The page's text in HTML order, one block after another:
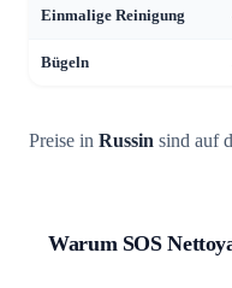
Einmalige Reinigung
Bügeln
Preise in Russin sind auf
Warum SOS